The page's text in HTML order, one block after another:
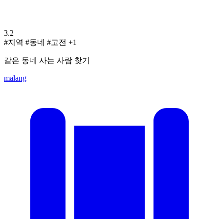
3.2
#지역 #동네 #고전 +1
같은 동네 사는 사람 찾기
malang